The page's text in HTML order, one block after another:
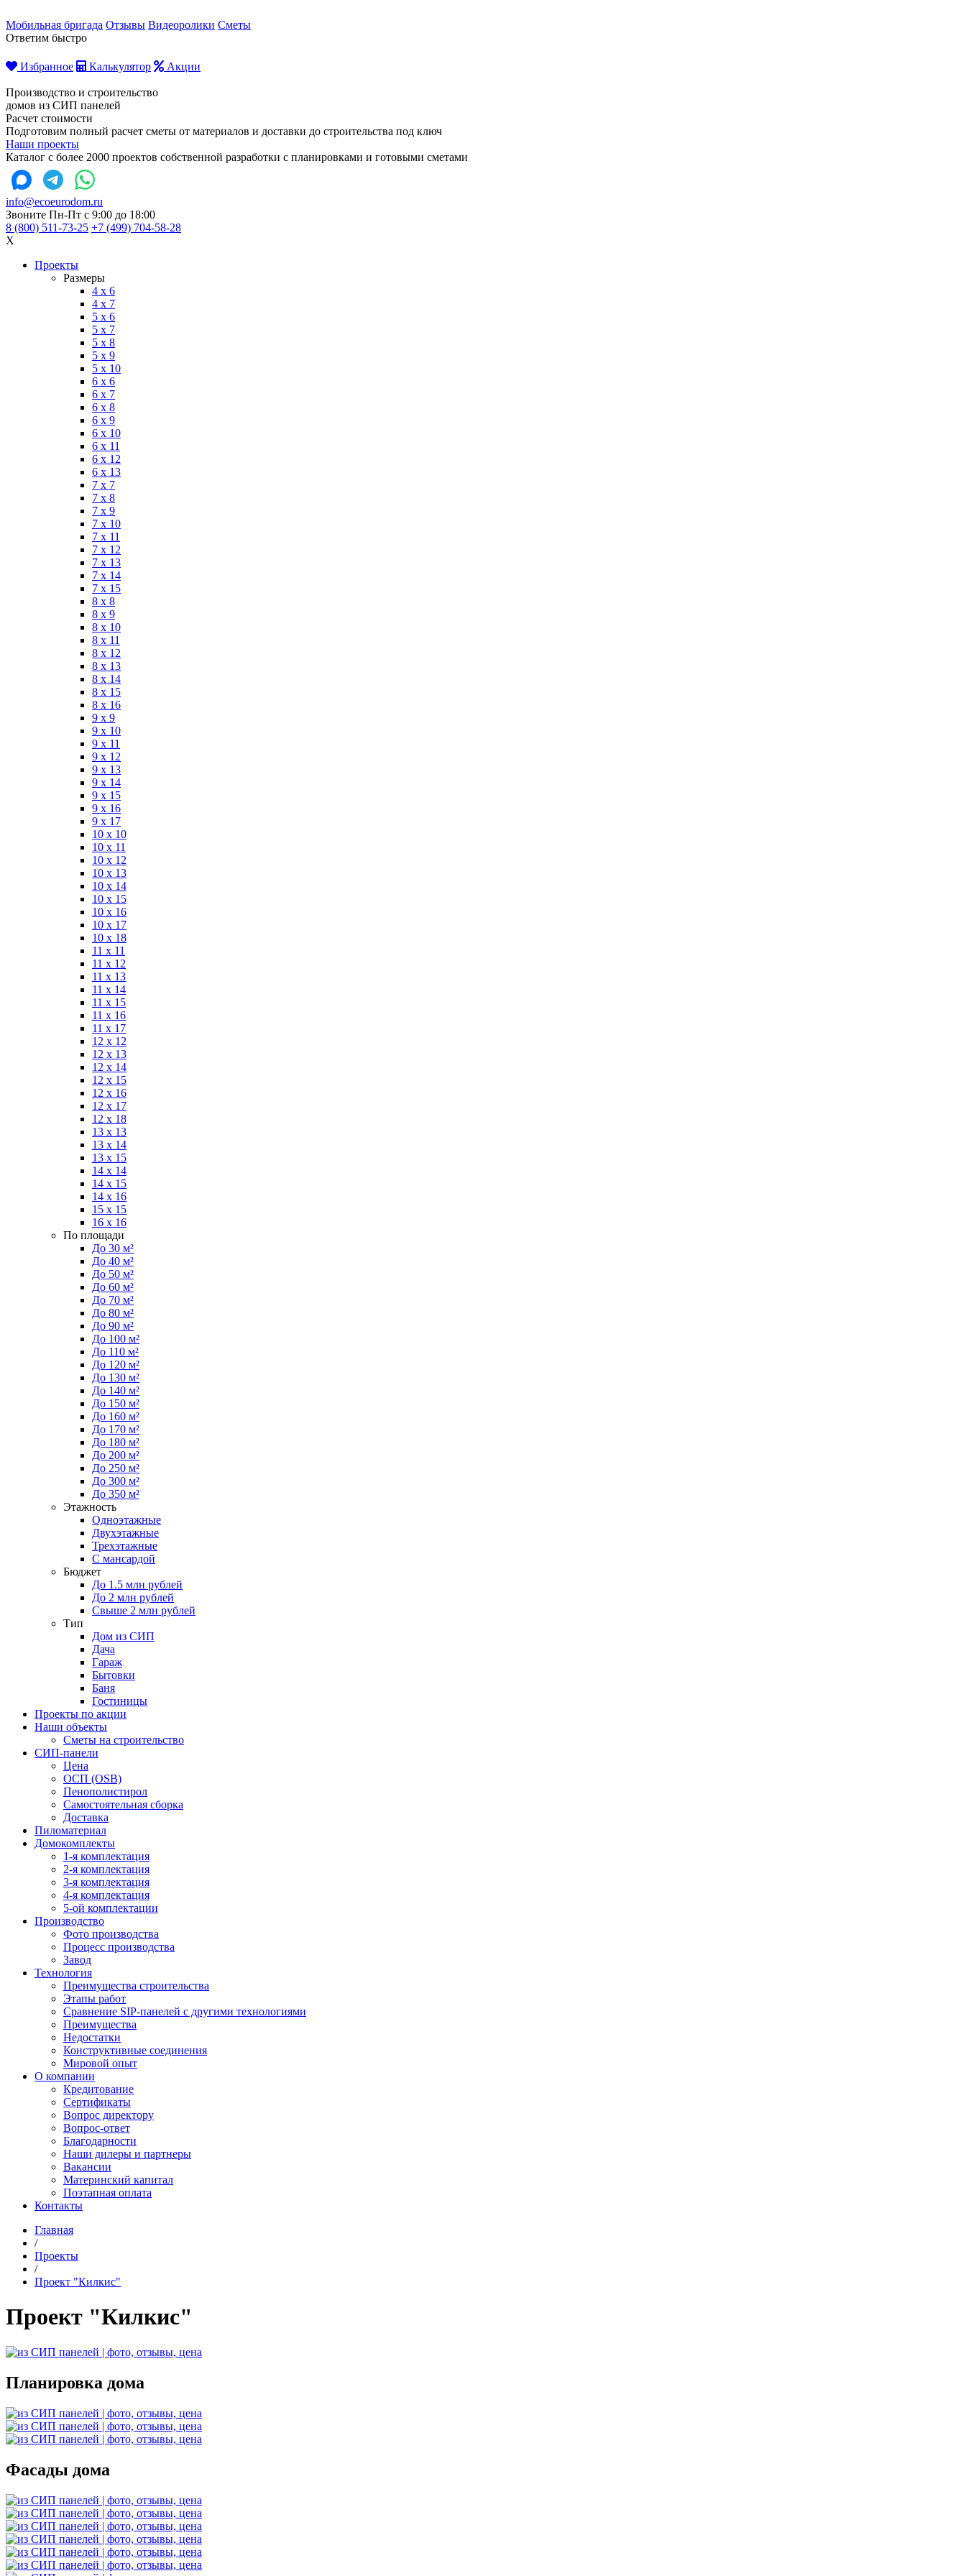
Мобильная бригада Отзывы Видеоролики Сметы
Ответим быстро
Избранное Калькулятор Акции
Производство и строительство
домов из СИП панелей
Расчет стоимости
Подготовим полный расчет сметы от материалов и доставки до строительства под ключ
Наши проекты
Каталог с более 2000 проектов собственной разработки с планировками и готовыми сметами
info@ecoeurodom.ru
Звоните Пн-Пт с 9:00 до 18:00
8 (800) 511-73-25 +7 (499) 704-58-28
X
Проекты
Размеры
4 x 6
4 x 7
5 x 6
5 x 7
5 x 8
5 x 9
5 x 10
6 x 6
6 x 7
6 x 8
6 x 9
6 x 10
6 x 11
6 x 12
6 x 13
7 x 7
7 x 8
7 x 9
7 x 10
7 x 11
7 x 12
7 x 13
7 x 14
7 x 15
8 x 8
8 x 9
8 x 10
8 x 11
8 x 12
8 x 13
8 x 14
8 x 15
8 x 16
9 x 9
9 x 10
9 x 11
9 x 12
9 x 13
9 x 14
9 x 15
9 x 16
9 x 17
10 x 10
10 x 11
10 x 12
10 x 13
10 x 14
10 x 15
10 x 16
10 x 17
10 x 18
11 x 11
11 x 12
11 x 13
11 x 14
11 x 15
11 x 16
11 x 17
12 x 12
12 x 13
12 x 14
12 x 15
12 x 16
12 x 17
12 x 18
13 x 13
13 x 14
13 x 15
14 x 14
14 x 15
14 x 16
15 x 15
16 x 16
По площади
До 30 м²
До 40 м²
До 50 м²
До 60 м²
До 70 м²
До 80 м²
До 90 м²
До 100 м²
До 110 м²
До 120 м²
До 130 м²
До 140 м²
До 150 м²
До 160 м²
До 170 м²
До 180 м²
До 200 м²
До 250 м²
До 300 м²
До 350 м²
Этажность
Одноэтажные
Двухэтажные
Трехэтажные
С мансардой
Бюджет
До 1.5 млн рублей
До 2 млн рублей
Свыше 2 млн рублей
Тип
Дом из СИП
Дача
Гараж
Бытовки
Баня
Гостиницы
Проекты по акции
Наши объекты
Сметы на строительство
СИП-панели
Цена
ОСП (OSB)
Пенополистирол
Самостоятельная сборка
Доставка
Пиломатериал
Домокомплекты
1-я комплектация
2-я комплектация
3-я комплектация
4-я комплектация
5-ой комплектации
Производство
Фото производства
Процесс производства
Завод
Технология
Преимущества строительства
Этапы работ
Сравнение SIP-панелей с другими технологиями
Преимущества
Недостатки
Конструктивные соединения
Мировой опыт
О компании
Кредитование
Сертификаты
Вопрос директору
Вопрос-ответ
Благодарности
Наши дилеры и партнеры
Вакансии
Материнский капитал
Поэтапная оплата
Контакты
Главная
/
Проекты
/
Проект "Килкис"
Проект "Килкис"
Планировка дома
Фасады дома